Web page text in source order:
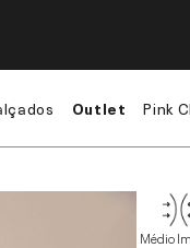
Outlet Pink
Médio